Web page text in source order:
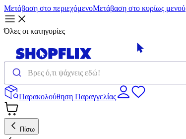
Μετάβαση στο περιεχόμενοΜετάβαση στο κυρίως μενού
Όλες οι κατηγορίες
Παρακολούθηση Παραγγελίας
Πίσω